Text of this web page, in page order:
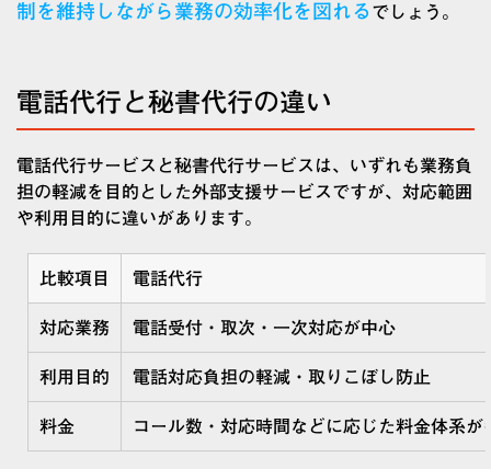
制を維持しながら業務の効率化を図れる でしょう。
電話代行と秘書代行の違い
電話代行サービス と秘書代行サービス は、いずれも業務負
担の軽減を目的とした外部支援サービスですが、対応範囲
や利用目的に違いがあります。
比較項目 電話代行
対応業務 電話受付・取次・一次対応が中心
利用目的 電話対応負担の軽減・取りこぼし防止
料金 コール数・対応時間などに応じた料金体系が